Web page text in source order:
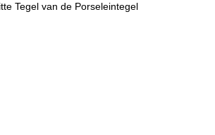
Tegel van de Porseleintegel